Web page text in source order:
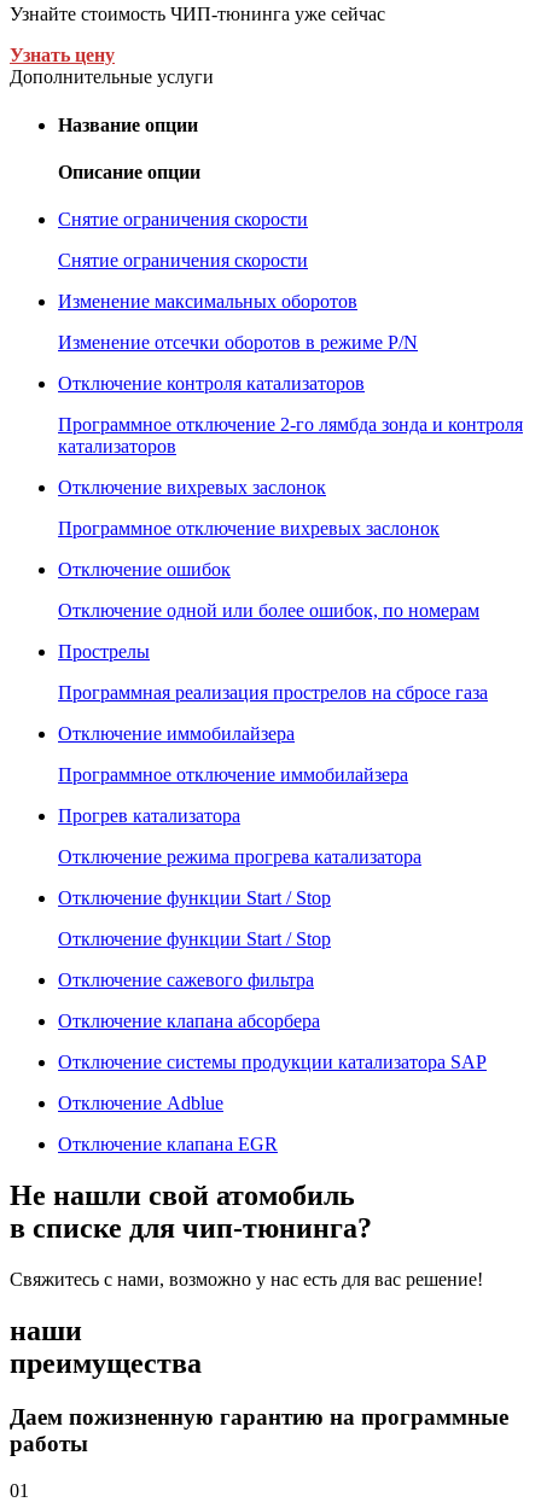
Узнайте стоимость ЧИП-тюнинга уже сейчас
Узнать цену
Дополнительные услуги
Название опции
Описание опции
Снятие ограничения скорости
Снятие ограничения скорости
Изменение максимальных оборотов
Изменение отсечки оборотов в режиме P/N
Отключение контроля катализаторов
Программное отключение 2-го лямбда зонда и контроля
катализаторов
Отключение вихревых заслонок
Программное отключение вихревых заслонок
Отключение ошибок
Отключение одной или более ошибок, по номерам
Прострелы
Программная реализация прострелов на сбросе газа
Отключение иммобилайзера
Программное отключение иммобилайзера
Прогрев катализатора
Отключение режима прогрева катализатора
Отключение функции Start / Stop
Отключение функции Start / Stop
Отключение сажевого фильтра
Отключение клапана абсорбера
Отключение системы продукции катализатора SAP
Отключение Adblue
Отключение клапана EGR
Не нашли свой атомобиль
в списке для чип-тюнинга?
Свяжитесь с нами, возможно у нас есть для вас решение!
наши
преимущества
Даем пожизненную гарантию на программные
работы
01